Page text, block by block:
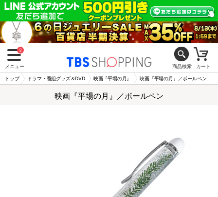
2
メニュー 商品検索 カート
トップ ドラマ・番組グッズ＆DVD 映画『平場の月』 映画『平場の月』／ボールペン
映画『平場の月』／ボールペン